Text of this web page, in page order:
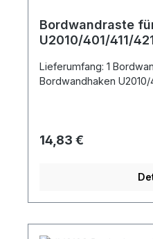
Bordwandraste
U2010/401/411/
Lieferumfang: 1
Bordwandhaken U2010/
Regulärer Preis:
14,83 €